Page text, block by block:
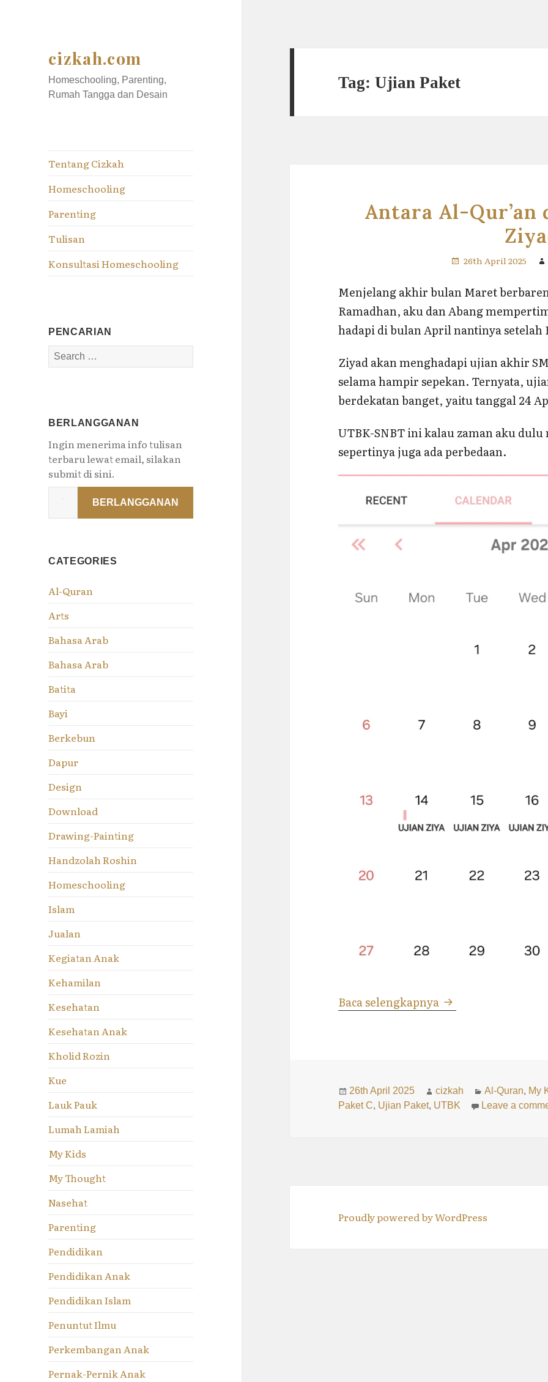
cizkah.com
Homeschooling, Parenting,
Rumah Tangga dan Desain
Tentang Cizkah
Homeschooling
Parenting
Tulisan
Konsultasi Homeschooling
PENCARIAN
Search
for:
BERLANGGANAN
Ingin menerima info tulisan
terbaru lewat email, silakan
submit di sini.
email…
BERLANGGANAN
CATEGORIES
Al-Quran
Arts
Bahasa Arab
Bahasa Arab
Batita
Bayi
Berkebun
Dapur
Design
Download
Drawing-Painting
Handzolah Roshin
Homeschooling
Islam
Jualan
Kegiatan Anak
Kehamilan
Kesehatan
Kesehatan Anak
Kholid Rozin
Kue
Lauk Pauk
Lumah Lamiah
My Kids
My Thought
Nasehat
Parenting
Pendidikan
Pendidikan Anak
Pendidikan Islam
Penuntut Ilmu
Perkembangan Anak
Pernak-Pernik Anak
Tag:Ujian Paket
Antara Al-Qur’an
26th April 2025
Menjelang akhir bulan Maret
Ramadhan, aku dan Abang
hadapi di bulan April nantinya setelah
Ziyad akan menghadapi ujian akhir
selama hampir sepekan. Ternyata,
berdekatan banget, yaitu tanggal 24
UTBK-SNBT ini kalau zaman aku
sepertinya juga ada perbedaan.
Baca selengkapnya Antara Al-Qur’an
Posted
on
26th April 2025 Author
cizkah Categories
Al-Quran, My
Paket C, Ujian Paket, UTBK Leave a
Proudly powered by WordPress